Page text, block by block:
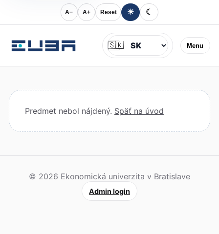
A− A+ Reset ☀ ☾
Menu
Jazyk
🇸🇰
Predmet nebol nájdený. Späť na úvod
© 2026 Ekonomická univerzita v Bratislave
Admin login